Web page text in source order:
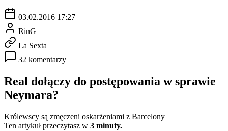
03.02.2016 17:27
RinG
La Sexta
32 komentarzy
Real dołączy do postępowania w sprawie
Neymara?
Królewscy są zmęczeni oskarżeniami z Barcelony
Ten artykuł przeczytasz w 3 minuty.